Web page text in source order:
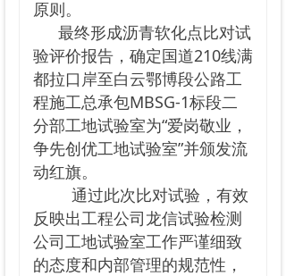
原则。
最终形成沥青软化点比对试
验评价报告，确定国道210线满
都拉口岸至白云鄂博段公路工
程施工总承包MBSG-1标段二
分部工地试验室为“爱岗敬业，
争先创优工地试验室”并颁发流
动红旗。
通过此次比对试验，有效
反映出工程公司龙信试验检测
公司工地试验室工作严谨细致
的态度和内部管理的规范性，